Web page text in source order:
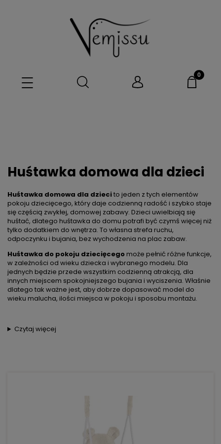
Huśtawka domowa dla dzieci
Huśtawka domowa dla dziecito jeden z tych elementów
pokoju dziecięcego, który daje codzienną radość i szybko staje
się częścią zwykłej, domowej zabawy. Dzieci uwielbiają się
huśtać, dlatego huśtawka do domu potrafi być czymś więcej niż
tylko dodatkiem do wnętrza. To własna strefa ruchu,
odpoczynku i bujania, bez wychodzenia na plac zabaw.
Huśtawka do pokoju dziecięcegomoże pełnić różne funkcje,
w zależności od wieku dziecka i wybranego modelu. Dla
jednych będzie przede wszystkim codzienną atrakcją, dla
innych miejscem spokojniejszego bujania i wyciszenia. Właśnie
dlatego tak ważne jest, aby dobrze dopasować model do
wieku malucha, ilości miejsca w pokoju i sposobu montażu.
Czytaj więcej